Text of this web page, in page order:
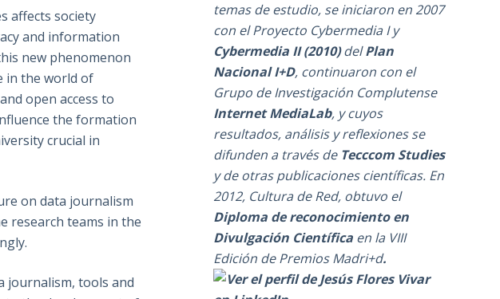
affects society
and information
new phenomenon
in the world of
open access to
the formation
crucial in
on data journalism
research teams in the
journalism, tools and
temas de estudio, se iniciaron en 2007
con el Proyecto Cybermedia I y
Cybermedia II (2010) delPlan
Nacional I+D, continuaron con el
Grupo de Investigación Complutense
Internet MediaLab, y cuyos
resultados, análisis y reflexiones se
difunden a través de Tecccom Studies
y de otras publicaciones científicas. En
2012, Cultura de Red, obtuvo el
Diploma de reconocimiento en
Divulgación Científica en la VIII
Edición de Premios Madri+d.